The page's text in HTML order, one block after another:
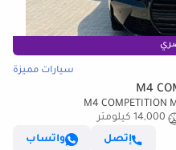
سيارات مميزة
14,000 كيلومتر
إتصل
واتساب